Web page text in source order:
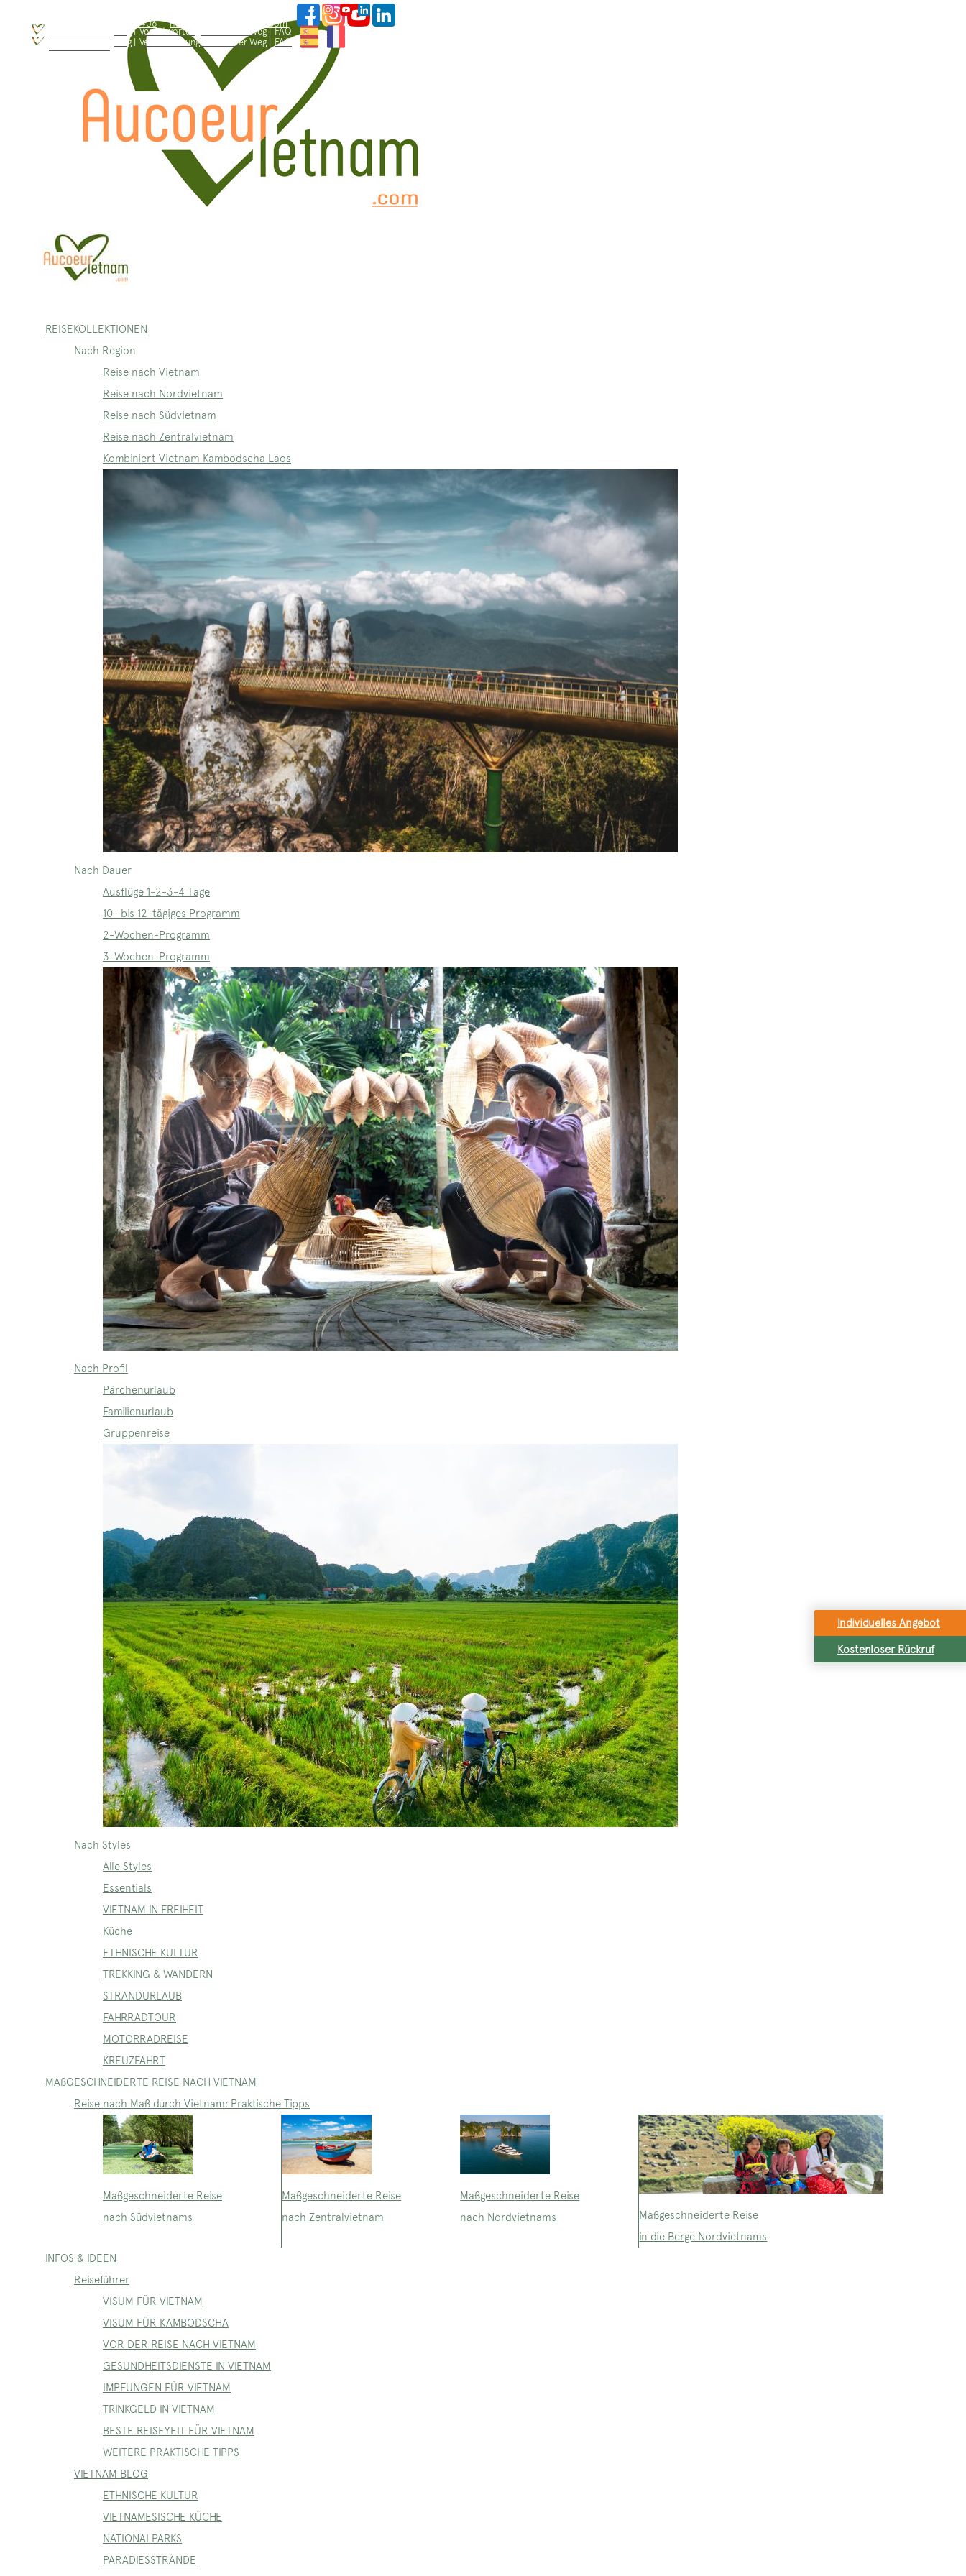
WhatsApp: +84.909.426.406 hallo@aucoeurvietnam.com
Blog | Verantwortungsbewusster Weg | FAQ
REISEKOLLEKTIONEN
Nach Region
Reise nach Vietnam
Reise nach Nordvietnam
Reise nach Südvietnam
Reise nach Zentralvietnam
Kombiniert Vietnam Kambodscha Laos
Nach Dauer
Ausflüge 1-2-3-4 Tage
10- bis 12-tägiges Programm
2-Wochen-Programm
3-Wochen-Programm
Nach Profil
Pärchenurlaub
Familienurlaub
Gruppenreise
Nach Styles
Alle Styles
Essentials
VIETNAM IN FREIHEIT
Küche
ETHNISCHE KULTUR
TREKKING & WANDERN
STRANDURLAUB
FAHRRADTOUR
MOTORRADREISE
KREUZFAHRT
MAßGESCHNEIDERTE REISE NACH VIETNAM
Reise nach Maß durch Vietnam: Praktische Tipps
Maßgeschneiderte Reise
nach Südvietnams
Maßgeschneiderte Reise
nach Zentralvietnam
Maßgeschneiderte Reise
nach Nordvietnams
Maßgeschneiderte Reise
in die Berge Nordvietnams
INFOS & IDEEN
Reiseführer
VISUM FÜR VIETNAM
VISUM FÜR KAMBODSCHA
VOR DER REISE NACH VIETNAM
GESUNDHEITSDIENSTE IN VIETNAM
IMPFUNGEN FÜR VIETNAM
TRINKGELD IN VIETNAM
BESTE REISEYEIT FÜR VIETNAM
WEITERE PRAKTISCHE TIPPS
VIETNAM BLOG
ETHNISCHE KULTUR
VIETNAMESISCHE KÜCHE
NATIONALPARKS
PARADIESSTRÄNDE
Blog | Verantwortungsbewusster Weg | FAQ
Individuelles Angebot
Kostenloser Rückruf